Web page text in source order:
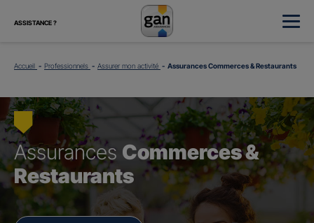
ASSISTANCE ?
Accueil Professionnels Assurer mon activité Assurances Commerces & Restaurants
Assurances Commerces &
Restaurants